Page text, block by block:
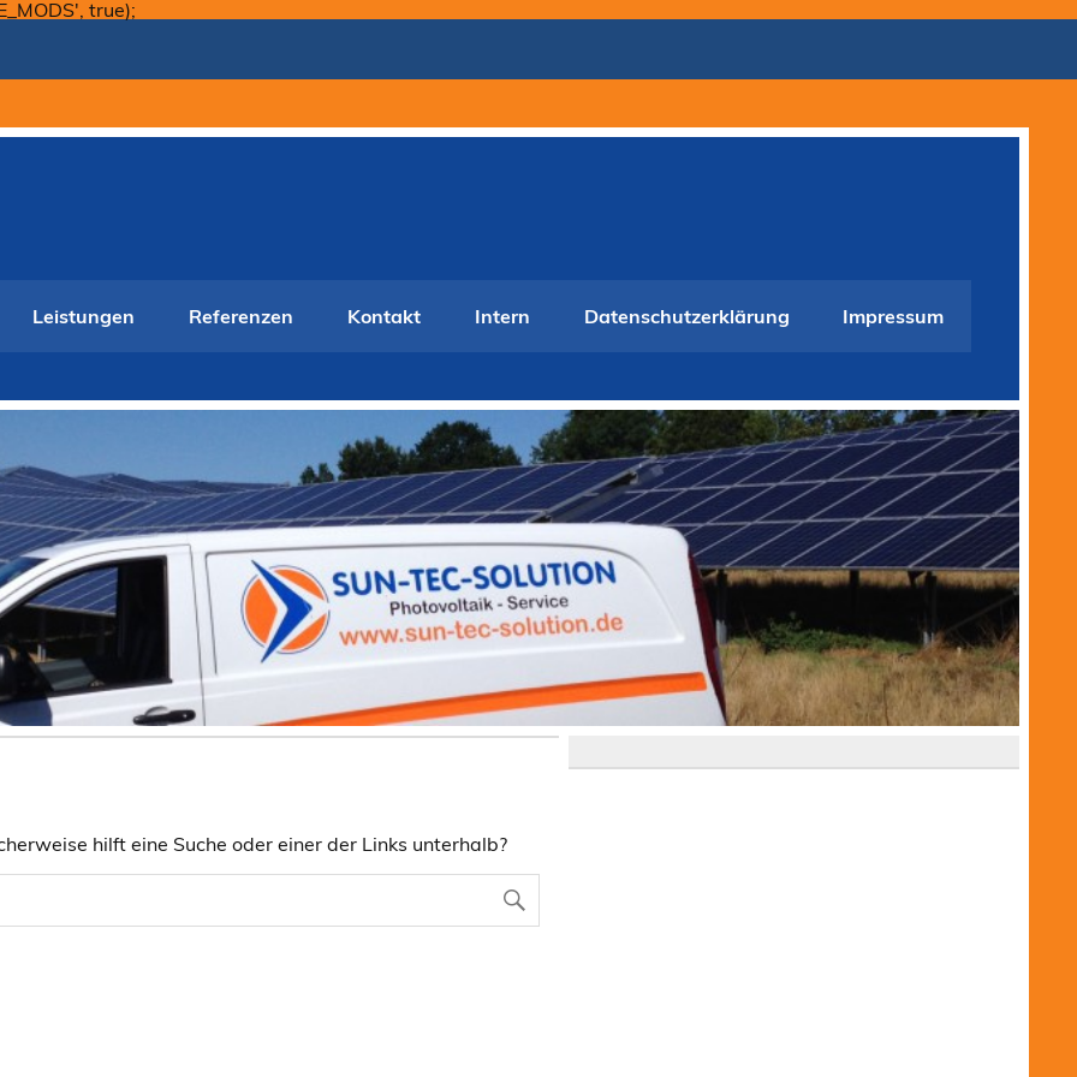
true);
Leistungen Referenzen Kontakt Intern Datenschutzerklärung Impressum
hilft eine Suche oder einer der Links unterhalb?